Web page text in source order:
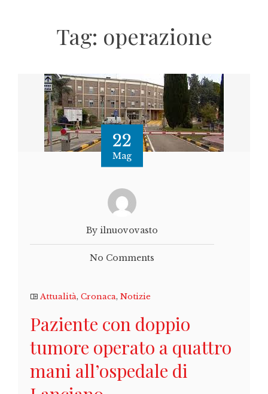
Tag: operazione
22
Mag
By ilnuovovasto
No Comments
Attualità, Cronaca, Notizie
Paziente con doppio
tumore operato a quattro
mani all’ospedale di